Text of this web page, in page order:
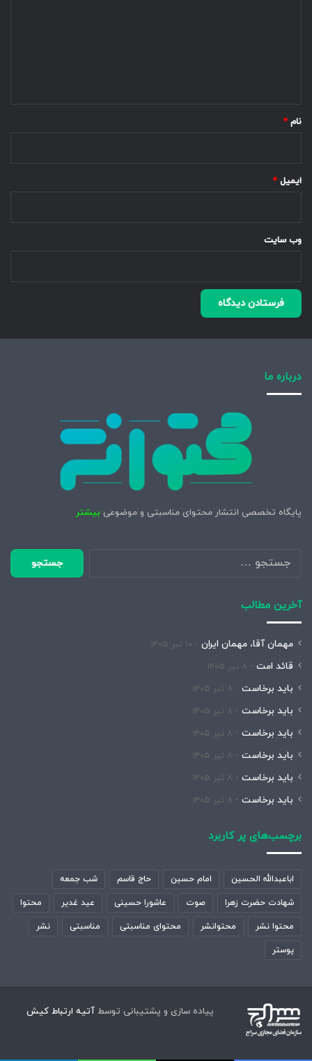
نام *
ایمیل *
وب‌ سایت
درباره ما
پایگاه تخصصی انتشار محتوای مناسبتی و موضوعی بیشتر
جستجو
برای:
آخرین مطالب
مهمان آقا، مهمان ایران ۱۰ تیر ۱۴۰۵
قائد امت ۸ تیر ۱۴۰۵
باید برخاست ۸ تیر ۱۴۰۵
باید برخاست ۸ تیر ۱۴۰۵
باید برخاست ۸ تیر ۱۴۰۵
باید برخاست ۸ تیر ۱۴۰۵
باید برخاست ۸ تیر ۱۴۰۵
باید برخاست ۸ تیر ۱۴۰۵
برچسب‌های پر کاربرد
اباعبدالله الحسین امام حسین حاج قاسم شب جمعه
شهادت حضرت زهرا صوت عاشورا حسینی عید غدیر محتوا
محتوا نشر محتوانشر محتوای مناسبتی مناسبتی نشر
پوستر
پیاده سازی و پشتیبانی توسط آتیه ارتباط کیش